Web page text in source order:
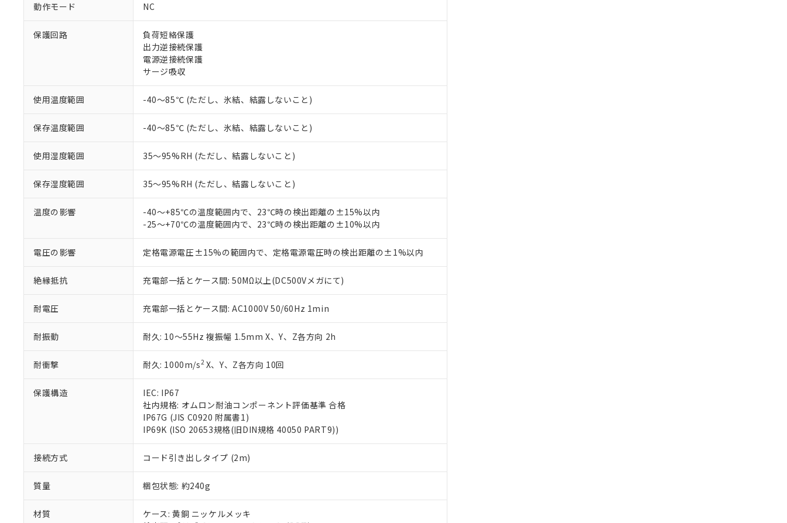
動作モード NC
保護回路
負荷短絡保護
出力逆接続保護
電源逆接続保護
サージ吸収
使用温度範囲 -40～85℃ (ただし、氷結、結露しないこと)
保存温度範囲 -40～85℃ (ただし、氷結、結露しないこと)
使用湿度範囲 35～95%RH (ただし、結露しないこと)
保存湿度範囲 35～95%RH (ただし、結露しないこと)
温度の影響
-40～+85℃の温度範囲内で、23℃時の検出距離の±15%以内
-25～+70℃の温度範囲内で、23℃時の検出距離の±10%以内
電圧の影響 定格電源電圧±15%の範囲内で、定格電源電圧時の検出距離の±1%以内
絶縁抵抗 充電部一括とケース間: 50MΩ以上(DC500Vメガにて)
耐電圧 充電部一括とケース間: AC1000V 50/60Hz 1min
耐振動 耐久: 10～55Hz 複振幅 1.5mm X、Y、Z各方向 2h
耐衝撃 耐久: 1000m/s2X、Y、Z各方向 10回
保護構造
IEC: IP67
社内規格: オムロン耐油コンポーネント評価基準 合格
IP67G (JIS C0920 附属書1)
IP69K (ISO 20653規格(旧DIN規格 40050 PART9))
接続方式 コード引き出しタイプ (2m)
質量 梱包状態: 約240g
材質
ケース: 黄銅 ニッケルメッキ
ご利用条件
以下の条件をお読みいただき、同意のうえご利用ください。
当社制御機器事業取扱商品の中には、本サービスの対象外となる商品もあることをご了承ください。
在庫状況および標準価格照会結果は、記載している更新日時点での社内データに基づき作成されるも
のであり、閲覧された時点での実際の在庫および標準価格とは異なる場合があることをご了承くださ
い。
正式な納期状況および標準価格はお客様のお取引先、またはお客様担当のオムロン制御機器販売店・
オムロン制御機器販売店や当社販売拠点は「
在庫状況および標準価格結果を当社の事前の承諾なく第三者に漏洩または開示しないようお願いしま
す。
マイパーツ機能（部品リスト作成サービス）をご利用いただくには、I-Webメンバーズにご登録され
ている必要があります。
お客様が当ウェブサイト上で当社にご登録された部品リストについて、当社および当社の共同利用者
が、当社の製品・サービスに関するお客様との取引・商談に必要な範囲で利用することをご了承くだ
さい。
※当社の共同利用者とは、"個人情報の共同利用に関して"
いる法人を指します。
調査・確認中：EU RoHS指令（10物質）の非含有の対応状況を調査中または確認中の商品です。
非該当品：ライセンス料など無形物で、有害物質有無と関係のない商品です。
仕入先様の事情により、非含有部品としていたものが、含有品と判明した場合などやむを得ず変更すること
があります。
鉛(Pb) 1000ppm以下、 水銀(Hg) 1000ppm以下、 カドミウム(Cd) 100ppm以下、
六価クロム(Cr(Ⅵ)) 1000ppm以下、ポリ臭化ビフェニル類(PBB) 1000ppm以下、ポリ臭化ジフェニルエーテル類(PBDE) 1000ppm以下、
フタル酸ビス(2-エチルヘキシル) (DEHP)(別名：DOP) 1000ppm以下、フタル酸ブチルベンジル（BBP） 1000ppm以下、フタル酸ジブチ
ル（DBP） 1000ppm以下、フタル酸ジイソブチル (DIBP) 1000ppm以下
但し、RoHS指令で産業用監視および制御機器に対する適用除外項目は除く。
フタル酸エステル類の４物質については閾値を超える意図的な使用がないことを確認しています。
※2 対応予定月
部品在庫の切り替え状況などにより、予定月が前後することがあります。
※3 非含有証明書ダウンロード
下記の非含有証明書をダウンロードすることができます。
※本証明書は発行日時点で非含有を証明するもので、過去に遡って非含有を証明するものではありません。
また、RoHS指令のフタル酸エステル類４物質の対応では、対応完了までの期間は出荷製品に未対応品が
混在することから備考欄に対応日を記載しておりました。
既に当社にて対応品への在庫切替を完了していることから、特段のことがない限り、2022年1月12日よ
り割愛しております。
※1 中国RoHS○×表
「○」：最大均質材料含有率が中国RoHSの基準値以下であることを示します。
「－」：未確認です。当社販売部門へお問い合わせください。
*中国RoHS10物質の基準値 (GB/T26572)：
Cr(Ⅵ)(六価クロム) : 1000ppm、 PBBs(ポリ臭化ビフェニル類) : 1000ppm、 PBDEs(ポリ臭化ジフェニルエーテル類) : 1000ppm、
※2 環境保護使用期限
「ｅ」：有害物質（10物質）のすべてが基準値以下であることを示します。
「10」：通常の使用状況下において有害物質が外部に漏えいし、環境に深刻な影響を及ぼさない年数を意
味します。
「－」：未確認です。当社販売部門へお問い合わせください。
などの必要な手続きをとります。
当社は規制貨物を破棄する場合は、完全に破砕するなど、違法に輸出されないよう必要な手段を講じ
ます。
当社は貴社製品を、核兵器、ミサイル、化学兵器、生物兵器またはその他武器並びにこれらの製造装
置等に一切使用いたしません。
また当社は、販売先および販売に係わる関係者が違法に輸出するおそれがある場合は、取り引きをい
たしません。
合意する
記
説明
機器販売店・当社販売員にご確認ください)
白